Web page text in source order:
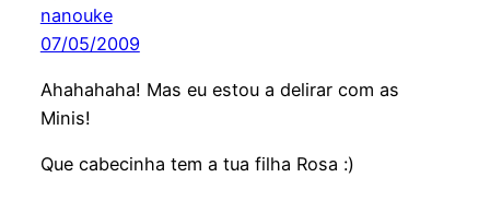
nanouke
07/05/2009
Ahahahaha! Mas eu estou a delirar com as
Minis!
Que cabecinha tem a tua filha Rosa :)